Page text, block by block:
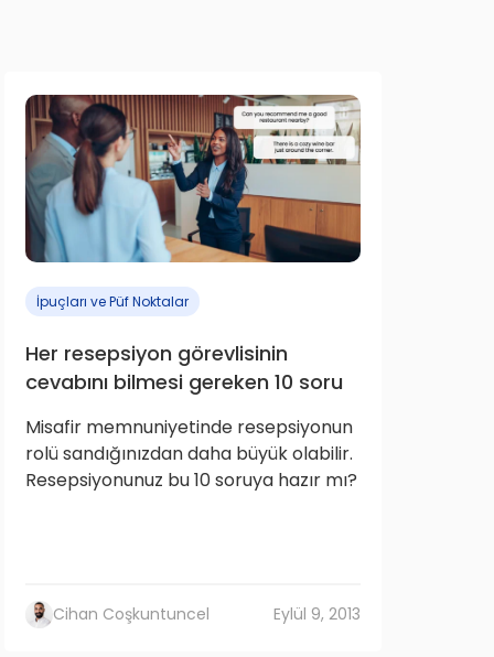
İpuçları ve Püf Noktalar
Her resepsiyon görevlisinin
cevabını bilmesi gereken 10 soru
Misafir memnuniyetinde resepsiyonun
rolü sandığınızdan daha büyük olabilir.
Resepsiyonunuz bu 10 soruya hazır mı?
Cihan Coşkuntuncel Eylül 9, 2013